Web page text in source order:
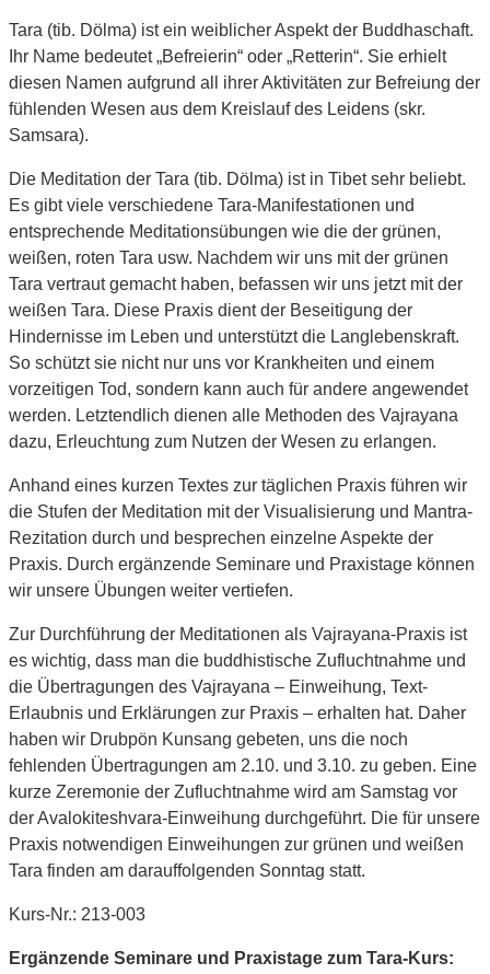
Tara (tib. Dölma) ist ein weiblicher Aspekt der Buddhaschaft.
Ihr Name bedeutet „Befreierin“ oder „Retterin“. Sie erhielt
diesen Namen aufgrund all ihrer Aktivitäten zur Befreiung der
fühlenden Wesen aus dem Kreislauf des Leidens (skr.
Samsara).
Die Meditation der Tara (tib. Dölma) ist in Tibet sehr beliebt.
Es gibt viele verschiedene Tara-Manifestationen und
entsprechende Meditationsübungen wie die der grünen,
weißen, roten Tara usw. Nachdem wir uns mit der grünen
Tara vertraut gemacht haben, befassen wir uns jetzt mit der
weißen Tara. Diese Praxis dient der Beseitigung der
Hindernisse im Leben und unterstützt die Langlebenskraft.
So schützt sie nicht nur uns vor Krankheiten und einem
vorzeitigen Tod, sondern kann auch für andere angewendet
werden. Letztendlich dienen alle Methoden des Vajrayana
dazu, Erleuchtung zum Nutzen der Wesen zu erlangen.
Anhand eines kurzen Textes zur täglichen Praxis führen wir
die Stufen der Meditation mit der Visualisierung und Mantra-
Rezitation durch und besprechen einzelne Aspekte der
Praxis. Durch ergänzende Seminare und Praxistage können
wir unsere Übungen weiter vertiefen.
Zur Durchführung der Meditationen als Vajrayana-Praxis ist
es wichtig, dass man die buddhistische Zufluchtnahme und
die Übertragungen des Vajrayana – Einweihung, Text-
Erlaubnis und Erklärungen zur Praxis – erhalten hat. Daher
haben wir Drubpön Kunsang gebeten, uns die noch
fehlenden Übertragungen am 2.10. und 3.10. zu geben. Eine
kurze Zeremonie der Zufluchtnahme wird am Samstag vor
der Avalokiteshvara-Einweihung durchgeführt. Die für unsere
Praxis notwendigen Einweihungen zur grünen und weißen
Tara finden am darauffolgenden Sonntag statt.
Kurs-Nr.: 213-003
Ergänzende Seminare und Praxistage zum Tara-Kurs: